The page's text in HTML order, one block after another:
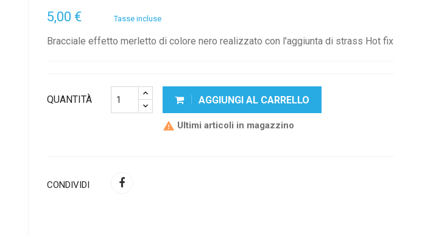
5,00 €
Tasse incluse
Bracciale effetto merletto di colore nero realizzato con l'aggiunta di strass Hot fix
QUANTITÀ AGGIUNGI AL CARRELLO
 Ultimi articoli in magazzino
CONDIVIDI